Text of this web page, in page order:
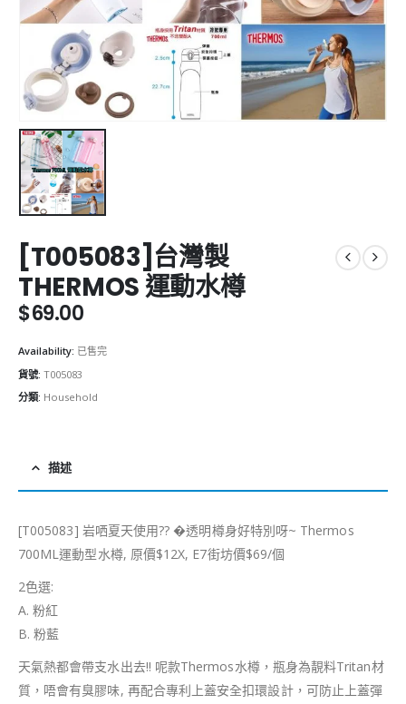
[T005083]台灣製
THERMOS 運動水樽
$69.00
Availability: 已售完
貨號: T005083
分類: Household
描述
[T005083] 岩哂夏天使用?? �透明樽身好特別呀~ Thermos
700ML運動型水樽, 原價$12X, E7街坊價$69/個
2色選:
A. 粉紅
B. 粉藍
天氣熱都會帶支水出去!! 呢款Thermos水樽，瓶身為靚料Tritan材
質，唔會有臭膠味, 再配合專利上蓋安全扣環設計，可防止上蓋彈